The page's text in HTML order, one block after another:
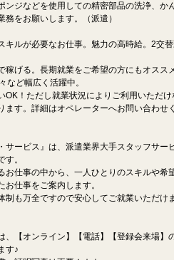
ンジなどを使用しての精密部品の洗浄、か
務をお願いします。（派遣）
キルが必要なお仕事。魅力の高時給。2交
稼げる。長期就業をご希望の方にもオススメ
など幅広く活躍中。
OK！ただし就業状況によりご利用いただけ
ます。詳細はオペレーターへお問い合わせ
サービス』は、派遣業界大手スタッフサー
す。
お仕事の中から、一人ひとりのスキルや希
お仕事をご案内します。
制も万全ですので安心してご就業いただけま
、【オンライン】【電話】【登録会来場】
す♪